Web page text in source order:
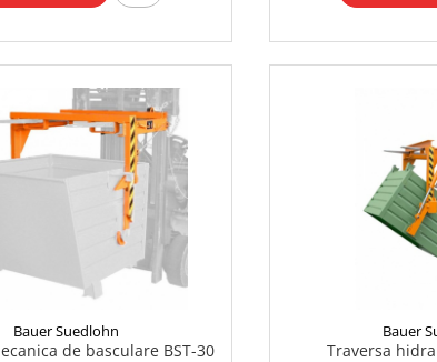
Bauer Suedlohn
de basculare BST-30
Bauer
Traversa